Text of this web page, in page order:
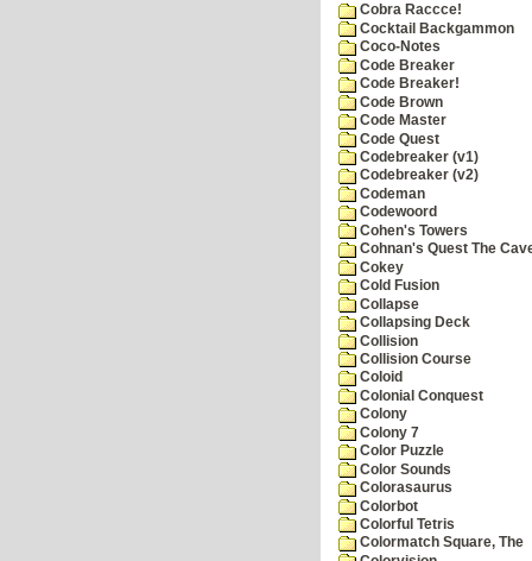
Cobra Raccce!
Cocktail Backgammon
Coco-Notes
Code Breaker
Code Breaker!
Code Brown
Code Master
Code Quest
Codebreaker (v1)
Codebreaker (v2)
Codeman
Codewoord
Cohen's Towers
Cohnan's Quest The
Cokey
Cold Fusion
Collapse
Collapsing Deck
Collision
Collision Course
Coloid
Colonial Conquest
Colony
Colony 7
Color Puzzle
Color Sounds
Colorasaurus
Colorbot
Colorful Tetris
Colormatch Square, The